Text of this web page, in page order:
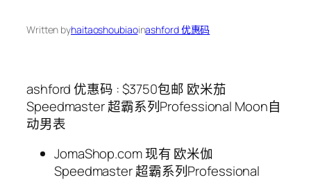
Written byhaitaoshoubiaoinashford 优惠码
ashford 优惠码 : $3750包邮 欧米茄
Speedmaster 超霸系列Professional Moon自
动男表
JomaShop.com 现有 欧米伽
Speedmaster 超霸系列Professional